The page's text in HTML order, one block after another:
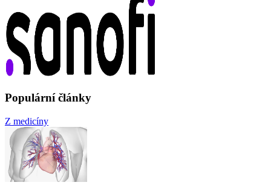
Populární články
Z medicíny